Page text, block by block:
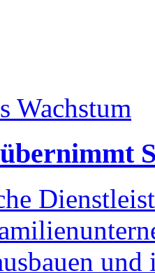
Wachstum